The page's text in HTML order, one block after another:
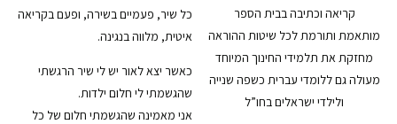
קריאה וכתיבה בבית הספר
מותאמת ותורמת לכל שיטות ההוראה
מחזקת את תלמידי החינוך המיוחד
מעולה גם ללומדי עברית כשפה שנייה
ולילדי ישראלים בחו”ל
כל שיר, פעמיים בשירה, ופעם בקריאה
איטית, מלווה בנגינה.
כאשר יצא לאור יש לי שיר הרגשתי
שהגשמתי לי חלום ילדות.
אני מאמינה שהגשמתי חלום של כל